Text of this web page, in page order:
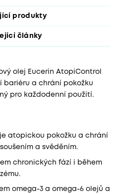
produkty
články
olej Eucerin AtopiControl
bariéru a chrání pokožku
pro každodenní použití.
atopickou pokožku a chrání
a svěděním.
chronických fází i během
omega-3 a omega-6 olejů a